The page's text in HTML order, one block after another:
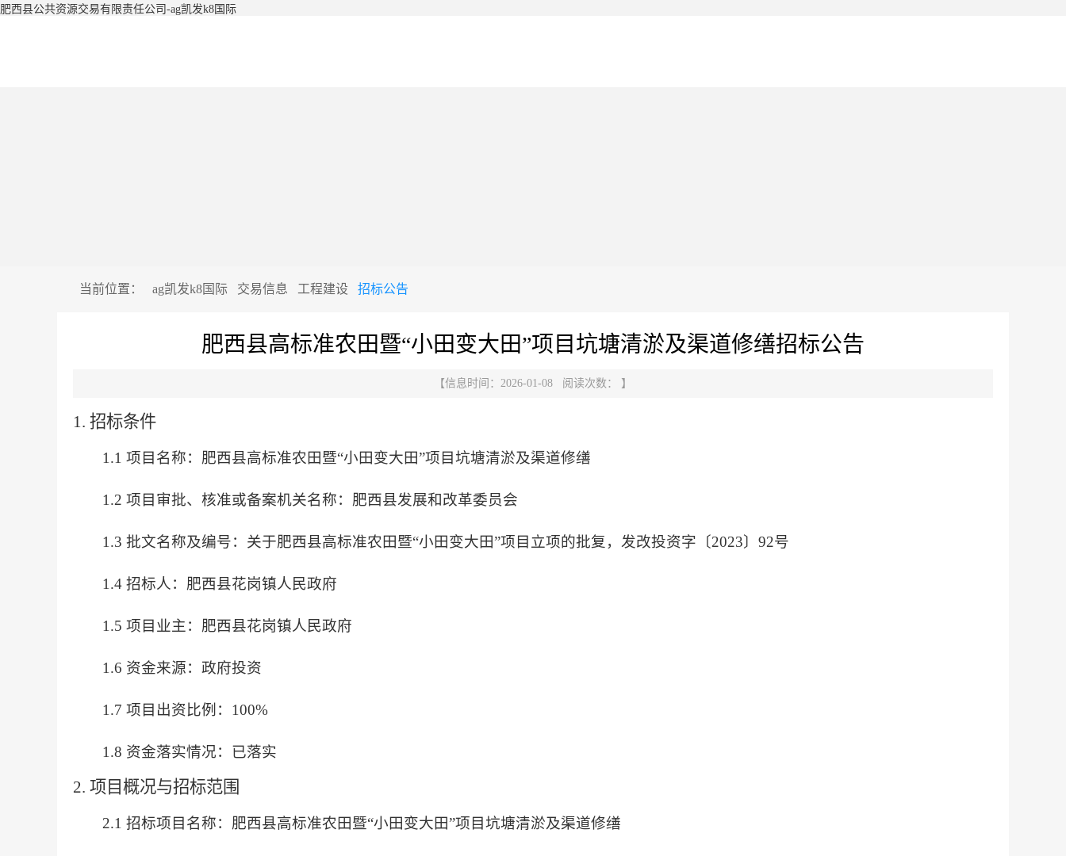
肥西县公共资源交易有限责任公司-ag凯发k8国际
当前位置： ag凯发k8国际 交易信息 工程建设 招标公告
肥西县高标准农田暨“小田变大田”项目坑塘清淤及渠道修缮招标公告
【信息时间：2026-01-08 阅读次数： 】
1. 招标条件
1.1 项目名称：肥西县高标准农田暨“小田变大田”项目坑塘清淤及渠道修缮
1.2 项目审批、核准或备案机关名称：肥西县发展和改革委员会
1.3 批文名称及编号：关于肥西县高标准农田暨“小田变大田”项目立项的批复，发改投资字〔2023〕92号
1.4 招标人：肥西县花岗镇人民政府
1.5 项目业主：肥西县花岗镇人民政府
1.6 资金来源：政府投资
1.7 项目出资比例：100%
1.8 资金落实情况：已落实
2. 项目概况与招标范围
2.1 招标项目名称：肥西县高标准农田暨“小田变大田”项目坑塘清淤及渠道修缮